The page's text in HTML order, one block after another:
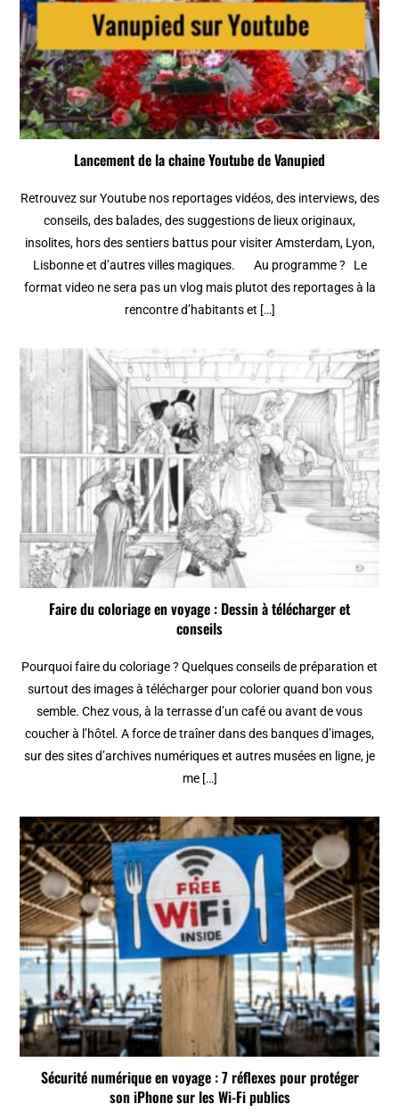
Lancement de la chaine Youtube de Vanupied
Retrouvez sur Youtube nos reportages vidéos, des interviews, des
conseils, des balades, des suggestions de lieux originaux,
insolites, hors des sentiers battus pour visiter Amsterdam, Lyon,
Lisbonne et d’autres villes magiques. Au programme ? Le
format video ne sera pas un vlog mais plutot des reportages à la
rencontre d’habitants et […]
Faire du coloriage en voyage : Dessin à télécharger et
conseils
Pourquoi faire du coloriage ? Quelques conseils de préparation et
surtout des images à télécharger pour colorier quand bon vous
semble. Chez vous, à la terrasse d’un café ou avant de vous
coucher à l’hôtel. A force de traîner dans des banques d’images,
sur des sites d’archives numériques et autres musées en ligne, je
me […]
Sécurité numérique en voyage : 7 réflexes pour protéger
son iPhone sur les Wi-Fi publics